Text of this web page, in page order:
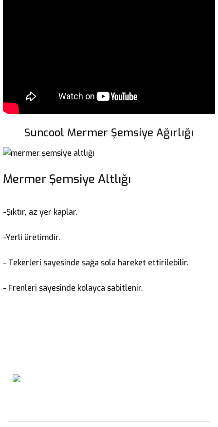
Suncool Mermer Şemsiye Ağırlığı
Mermer Şemsiye Altlığı
-Şıktır, az yer kaplar.
-Yerli üretimdir.
- Tekerleri sayesinde sağa sola hareket ettirilebilir.
- Frenleri sayesinde kolayca sabitlenir.